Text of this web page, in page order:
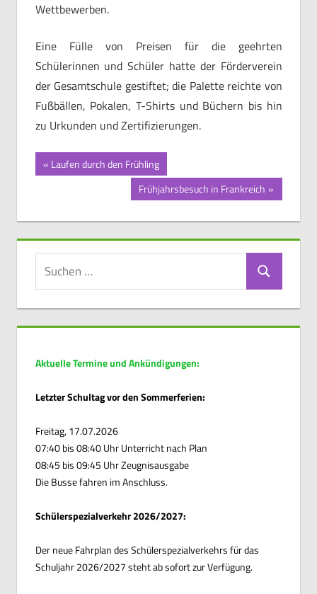
Wettbewerben.
Eine Fülle von Preisen für die geehrten
Schülerinnen und Schüler hatte der Förderverein
der Gesamtschule gestiftet; die Palette reichte von
Fußbällen, Pokalen, T-Shirts und Büchern bis hin
zu Urkunden und Zertifizierungen.
Beitragsnavigation
Vorheriger
Beitrag:
Laufen durch den Frühling
Nächster
Beitrag:
Frühjahrsbesuch in Frankreich
Suchen
Aktuelle Termine und Ankündigungen:
Letzter Schultag vor den Sommerferien:
Freitag, 17.07.2026
07:40 bis 08:40 Uhr Unterricht nach Plan
08:45 bis 09:45 Uhr Zeugnisausgabe
Die Busse fahren im Anschluss.
Schülerspezialverkehr 2026/2027:
Der neue Fahrplan des Schülerspezialverkehrs für das
Schuljahr 2026/2027 steht ab sofort zur Verfügung.